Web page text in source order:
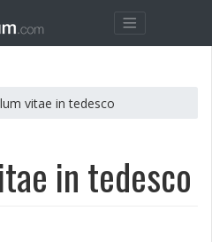
vitae in tedesco
in tedesco